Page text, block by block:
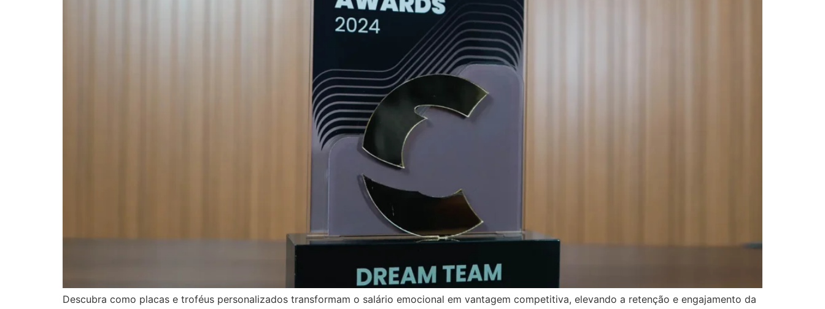
Descubra como placas e troféus personalizados transformam o salário emocional em vantagem competitiva, elevando a retenção e engajamento da